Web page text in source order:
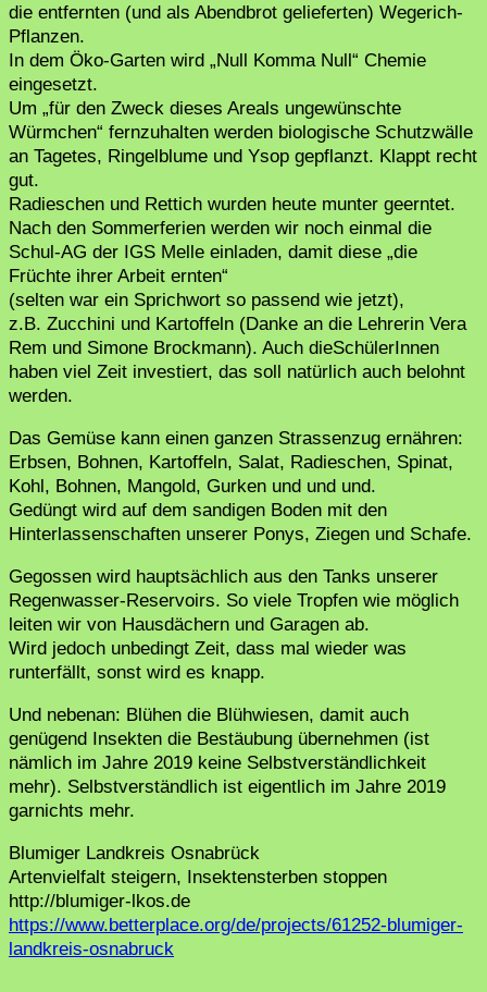
die entfernten (und als Abendbrot gelieferten) Wegerich-
Pflanzen.
In dem Öko-Garten wird „Null Komma Null“ Chemie
eingesetzt.
Um „für den Zweck dieses Areals ungewünschte
Würmchen“ fernzuhalten werden biologische Schutzwälle
an Tagetes, Ringelblume und Ysop gepflanzt. Klappt recht
gut.
Radieschen und Rettich wurden heute munter geerntet.
Nach den Sommerferien werden wir noch einmal die
Schul-AG der IGS Melle einladen, damit diese „die
Früchte ihrer Arbeit ernten“
(selten war ein Sprichwort so passend wie jetzt),
z.B. Zucchini und Kartoffeln (Danke an die Lehrerin Vera
Rem und Simone Brockmann). Auch dieSchülerInnen
haben viel Zeit investiert, das soll natürlich auch belohnt
werden.
Das Gemüse kann einen ganzen Strassenzug ernähren:
Erbsen, Bohnen, Kartoffeln, Salat, Radieschen, Spinat,
Kohl, Bohnen, Mangold, Gurken und und und.
Gedüngt wird auf dem sandigen Boden mit den
Hinterlassenschaften unserer Ponys, Ziegen und Schafe.
Gegossen wird hauptsächlich aus den Tanks unserer
Regenwasser-Reservoirs. So viele Tropfen wie möglich
leiten wir von Hausdächern und Garagen ab.
Wird jedoch unbedingt Zeit, dass mal wieder was
runterfällt, sonst wird es knapp.
Und nebenan: Blühen die Blühwiesen, damit auch
genügend Insekten die Bestäubung übernehmen (ist
nämlich im Jahre 2019 keine Selbstverständlichkeit
mehr). Selbstverständlich ist eigentlich im Jahre 2019
garnichts mehr.
Blumiger Landkreis Osnabrück
Artenvielfalt steigern, Insektensterben stoppen
http://blumiger-lkos.de
https://www.betterplace.org/de/projects/61252-blumiger-
landkreis-osnabruck